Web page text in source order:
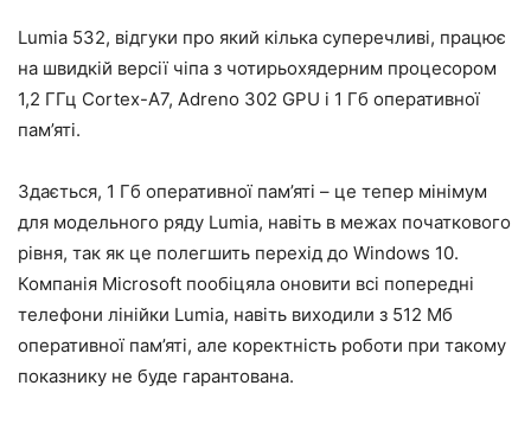
Lumia 532, відгуки про який кілька суперечливі, працює
на швидкій версії чіпа з чотирьохядерним процесором
1,2 ГГц Cortex-A7, Adreno 302 GPU і 1 Гб оперативної
пам’яті.
Здається, 1 Гб оперативної пам’яті – це тепер мінімум
для модельного ряду Lumia, навіть в межах початкового
рівня, так як це полегшить перехід до Windows 10.
Компанія Microsoft пообіцяла оновити всі попередні
телефони лінійки Lumia, навіть виходили з 512 Мб
оперативної пам’яті, але коректність роботи при такому
показнику не буде гарантована.